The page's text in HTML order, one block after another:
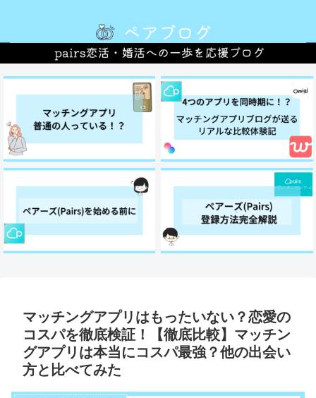
マッチングアプリはもったいない？恋愛の
コスパを徹底検証！【徹底比較】マッチン
グアプリは本当にコスパ最強？他の出会い
方と比べてみた